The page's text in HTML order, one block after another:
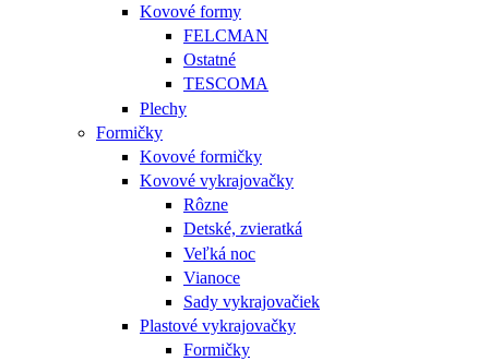
Kovové formy
FELCMAN
Ostatné
TESCOMA
Plechy
Formičky
Kovové formičky
Kovové vykrajovačky
Rôzne
Detské, zvieratká
Veľká noc
Vianoce
Sady vykrajovačiek
Plastové vykrajovačky
Formičky